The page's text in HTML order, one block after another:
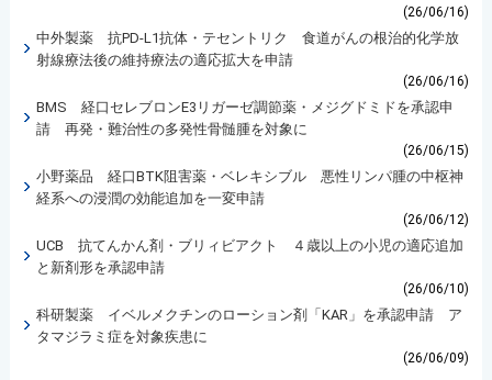
(26/06/16)
中外製薬 抗PD-L1抗体・テセントリク 食道がんの根治的化学放
射線療法後の維持療法の適応拡大を申請
(26/06/16)
BMS 経口セレブロンE3リガーゼ調節薬・メジグドミドを承認申
請 再発・難治性の多発性骨髄腫を対象に
(26/06/15)
小野薬品 経口BTK阻害薬・ベレキシブル 悪性リンパ腫の中枢神
経系への浸潤の効能追加を一変申請
(26/06/12)
UCB 抗てんかん剤・ブリィビアクト ４歳以上の小児の適応追加
と新剤形を承認申請
(26/06/10)
科研製薬 イベルメクチンのローション剤「KAR」を承認申請 ア
タマジラミ症を対象疾患に
(26/06/09)